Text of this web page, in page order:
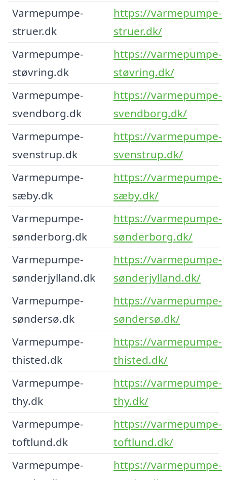
Varmepumpe-
struer.dk
https://varmepumpe-
struer.dk/
Varmepumpe-
støvring.dk
https://varmepumpe-
støvring.dk/
Varmepumpe-
svendborg.dk
https://varmepumpe-
svendborg.dk/
Varmepumpe-
svenstrup.dk
https://varmepumpe-
svenstrup.dk/
Varmepumpe-
sæby.dk
https://varmepumpe-
sæby.dk/
Varmepumpe-
sønderborg.dk
https://varmepumpe-
sønderborg.dk/
Varmepumpe-
sønderjylland.dk
https://varmepumpe-
sønderjylland.dk/
Varmepumpe-
søndersø.dk
https://varmepumpe-
søndersø.dk/
Varmepumpe-
thisted.dk
https://varmepumpe-
thisted.dk/
Varmepumpe-
thy.dk
https://varmepumpe-
thy.dk/
Varmepumpe-
toftlund.dk
https://varmepumpe-
toftlund.dk/
Varmepumpe-
https://varmepumpe-